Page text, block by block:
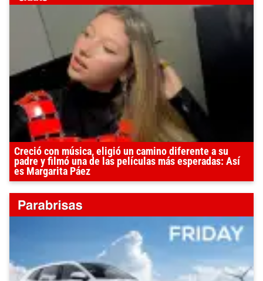
Creció con música, eligió un camino diferente a su
padre y filmó una de las películas más esperadas: Así
es Margarita Páez